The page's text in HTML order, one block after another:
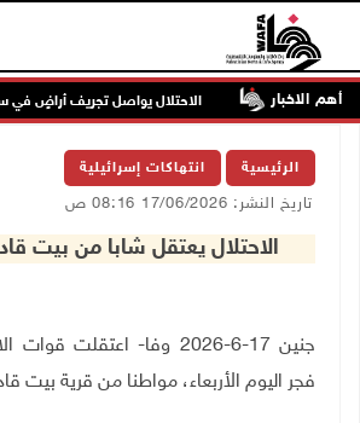
أهم الاخبار الاحتلال يواصل تجريف أراضٍ في
الرئيسية انتهاكات إسرائيلية
تاريخ النشر: 17/06/2026 08:16 ص
الاحتلال يعتقل شابا من بيت
جنين 17-6-2026 وفا- اعتقلت
فجر اليوم الأربعاء، مواطنا من قرية بيت